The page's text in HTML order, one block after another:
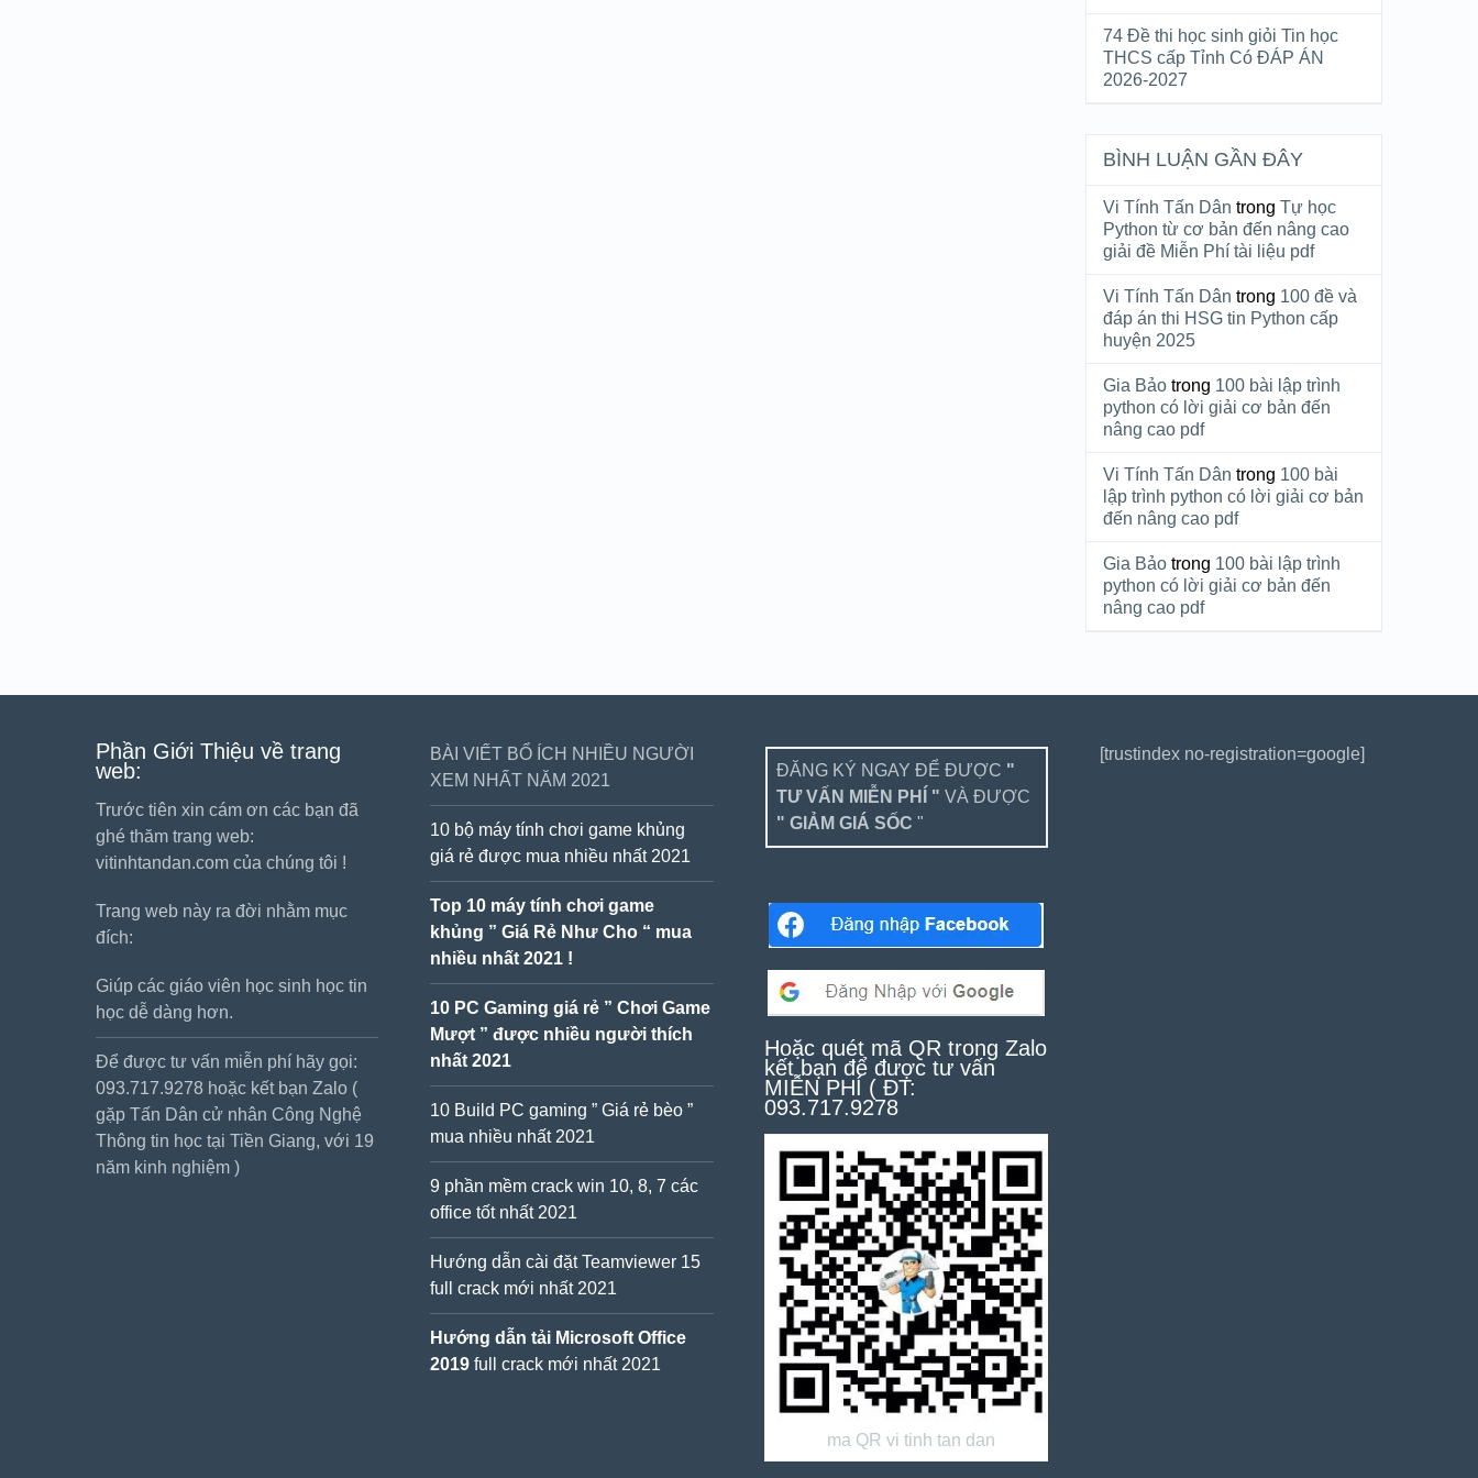
74 Đề thi học sinh giỏi Tin học
THCS cấp Tỉnh Có ĐÁP ÁN
2026-2027
BÌNH LUẬN GẦN ĐÂY
Vi Tính Tấn Dân trongTự học
Python từ cơ bản đến nâng cao
giải đề Miễn Phí tài liệu pdf
Vi Tính Tấn Dân trong 100 đề và
đáp án thi HSG tin Python cấp
huyện 2025
Gia Bảo trong 100 bài lập trình
python có lời giải cơ bản đến
nâng cao pdf
Vi Tính Tấn Dân trong 100 bài
lập trình python có lời giải cơ bản
đến nâng cao pdf
Gia Bảo trong 100 bài lập trình
python có lời giải cơ bản đến
nâng cao pdf
Phần Giới Thiệu về trang
web:
Trước tiên xin cám ơn các bạn đã
ghé thăm trang web:
vitinhtandan.com của chúng tôi !
Trang web này ra đời nhằm mục
đích:
Giúp các giáo viên học sinh học tin
học dễ dàng hơn.
Để được tư vấn miễn phí hãy gọi:
093.717.9278 hoặc kết bạn Zalo (
gặp Tấn Dân cử nhân Công Nghệ
Thông tin học tại Tiền Giang, với 19
năm kinh nghiệm )
BÀI VIẾT BỔ ÍCH NHIỀU NGƯỜI
XEM NHẤT NĂM 2021
10 bộ máy tính chơi game khủng
giá rẻ được mua nhiều nhất 2021
Top 10 máy tính chơi game
khủng ” Giá Rẻ Như Cho “ mua
nhiều nhất 2021 !
10 PC Gaming giá rẻ ” Chơi Game
Mượt ” được nhiều người thích
nhất 2021
10 Build PC gaming ” Giá rẻ bèo ”
mua nhiều nhất 2021
9 phần mềm crack win 10, 8, 7 các
office tốt nhất 2021
Hướng dẫn cài đặt Teamviewer 15
full crack mới nhất 2021
Hướng dẫn tải Microsoft Office
2019 full crack mới nhất 2021
ĐĂNG KÝ NGAY ĐỂ ĐƯỢC "
TƯ VẤN MIỄN PHÍ " VÀ ĐƯỢC
" GIẢM GIÁ SỐC "
Hoặc quét mã QR trong Zalo
kết bạn để được tư vấn
MIỄN PHÍ ( ĐT:
093.717.9278
ma QR vi tinh tan dan
[trustindex no-registration=google]